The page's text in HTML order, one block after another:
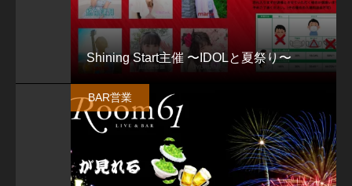
Shining Start主催 〜IDOLと夏祭り〜
BAR営業